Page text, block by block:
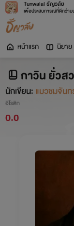
Tunwalai ธัญวลัย
เพื่อประสบการณ์ที่ดีกว่า
หน้าแรก นิยาย
กาวิน ยั่วส
นักเขียน: แมวชมจัน
อีโรติก
0.0